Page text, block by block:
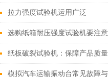
拉力强度试验机运用广泛